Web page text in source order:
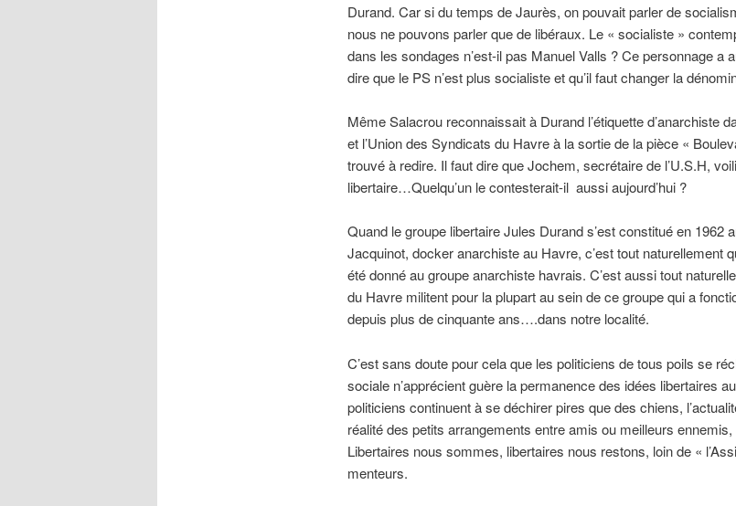
Durand. Car si du temps de Jaurès, on pouvait parler de
nous ne pouvons parler que de libéraux. Le « socialiste »
dans les sondages n’est-il pas Manuel Valls ? Ce personnage a
dire que le PS n’est plus socialiste et qu’il faut changer la
Même Salacrou reconnaissait à Durand l’étiquette d’anarchiste
et l’Union des Syndicats du Havre à la sortie de la pièce «
trouvé à redire. Il faut dire que Jochem, secrétaire de l’U.S.H,
libertaire…Quelqu’un le contesterait-il aussi aujourd’hui ?
Quand le groupe libertaire Jules Durand s’est constitué en 1962
Jacquinot, docker anarchiste au Havre, c’est tout naturellement
été donné au groupe anarchiste havrais. C’est aussi tout
du Havre militent pour la plupart au sein de ce groupe qui a
depuis plus de cinquante ans….dans notre localité.
C’est sans doute pour cela que les politiciens de tous poils se
sociale n’apprécient guère la permanence des idées libertaires
politiciens continuent à se déchirer pires que des chiens,
réalité des petits arrangements entre amis ou meilleurs
Libertaires nous sommes, libertaires nous restons, loin de «
menteurs.